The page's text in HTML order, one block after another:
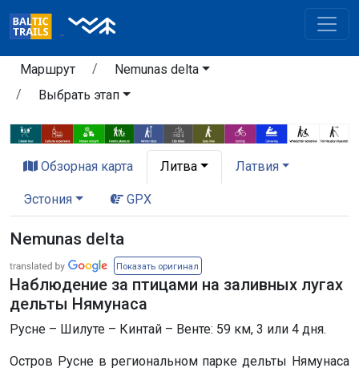
Маршрут
Nemunas delta
Выбрать этап
Обзорная карта Литва Латвия
Эстония GPX
Nemunas delta
Показать оригинал
Наблюдение за птицами на заливных лугах
дельты Нямунаса
Русне – Шилуте – Кинтай – Венте: 59 км, 3 или 4 дня.
Остров Русне в региональном парке дельты Нямунаса